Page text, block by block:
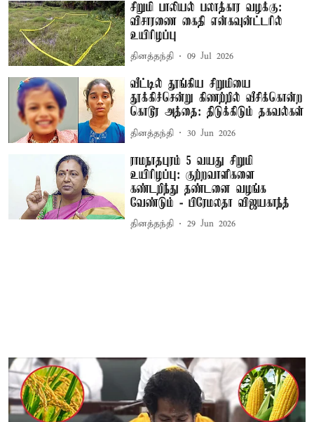
சிறுமி பாலியல் பலாத்கார வழக்கு:
விசாரணை கைதி என்கவுன்ட்டரில்
உயிரிழப்பு
தினத்தந்தி 09 Jul 2026
வீட்டில் தூங்கிய சிறுமியை
தூக்கிச்சென்று கிணற்றில் வீசிக்கொன்ற
கொடூர அத்தை: திடுக்கிடும் தகவல்கள்
தினத்தந்தி 30 Jun 2026
ராமநாதபுரம் 5 வயது சிறுமி
உயிரிழப்பு: குற்றவாளிகளை
கண்டறிந்து தண்டனை வழங்க
வேண்டும் - பிரேமலதா விஜயகாந்த்
தினத்தந்தி 29 Jun 2026